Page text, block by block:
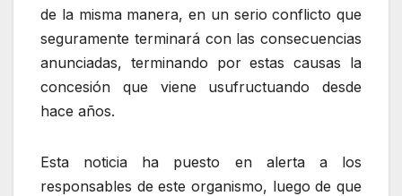
de la misma manera, en un serio conflicto que
seguramente terminará con las consecuencias
anunciadas, terminando por estas causas la
concesión que viene usufructuando desde
hace años.
Esta noticia ha puesto en alerta a los
responsables de este organismo, luego de que